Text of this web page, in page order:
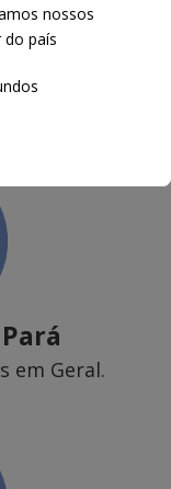
em Geral.
nossos
do país